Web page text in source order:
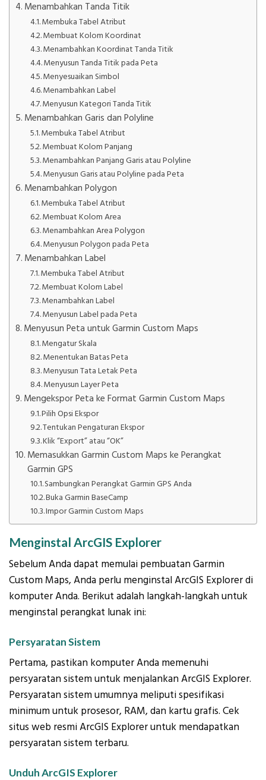
Menambahkan Tanda Titik
Membuka Tabel Atribut
Membuat Kolom Koordinat
Menambahkan Koordinat Tanda Titik
Menyusun Tanda Titik pada Peta
Menyesuaikan Simbol
Menambahkan Label
Menyusun Kategori Tanda Titik
Menambahkan Garis dan Polyline
Membuka Tabel Atribut
Membuat Kolom Panjang
Menambahkan Panjang Garis atau Polyline
Menyusun Garis atau Polyline pada Peta
Menambahkan Polygon
Membuka Tabel Atribut
Membuat Kolom Area
Menambahkan Area Polygon
Menyusun Polygon pada Peta
Menambahkan Label
Membuka Tabel Atribut
Membuat Kolom Label
Menambahkan Label
Menyusun Label pada Peta
Menyusun Peta untuk Garmin Custom Maps
Mengatur Skala
Menentukan Batas Peta
Menyusun Tata Letak Peta
Menyusun Layer Peta
Mengekspor Peta ke Format Garmin Custom Maps
Pilih Opsi Ekspor
Tentukan Pengaturan Ekspor
Klik “Export” atau “OK”
Memasukkan Garmin Custom Maps ke Perangkat
Garmin GPS
Sambungkan Perangkat Garmin GPS Anda
Buka Garmin BaseCamp
Impor Garmin Custom Maps
Menginstal ArcGIS Explorer
Sebelum Anda dapat memulai pembuatan Garmin
Custom Maps, Anda perlu menginstal ArcGIS Explorer di
komputer Anda. Berikut adalah langkah-langkah untuk
menginstal perangkat lunak ini:
Persyaratan Sistem
Pertama, pastikan komputer Anda memenuhi
persyaratan sistem untuk menjalankan ArcGIS Explorer.
Persyaratan sistem umumnya meliputi spesifikasi
minimum untuk prosesor, RAM, dan kartu grafis. Cek
situs web resmi ArcGIS Explorer untuk mendapatkan
persyaratan sistem terbaru.
Unduh ArcGIS Explorer